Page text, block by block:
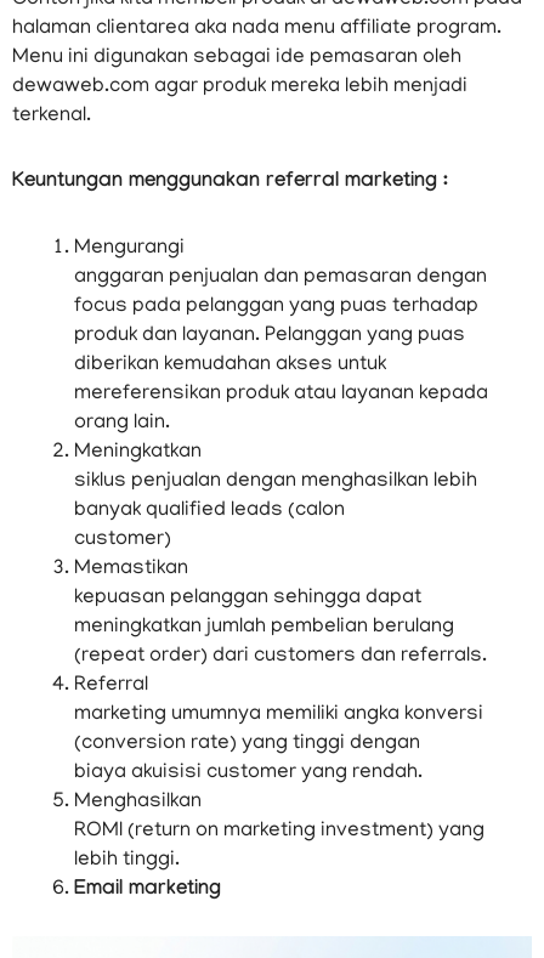
halaman clientarea aka nada menu affiliate program.
Menu ini digunakan sebagai ide pemasaran oleh
dewaweb.com agar produk mereka lebih menjadi
terkenal.
Keuntungan menggunakan referral marketing :
Mengurangi
anggaran penjualan dan pemasaran dengan
focus pada pelanggan yang puas terhadap
produk dan layanan. Pelanggan yang puas
diberikan kemudahan akses untuk
mereferensikan produk atau layanan kepada
orang lain.
Meningkatkan
siklus penjualan dengan menghasilkan lebih
banyak qualified leads (calon
customer)
Memastikan
kepuasan pelanggan sehingga dapat
meningkatkan jumlah pembelian berulang
(repeat order) dari customers dan referrals.
Referral
marketing umumnya memiliki angka konversi
(conversion rate) yang tinggi dengan
biaya akuisisi customer yang rendah.
Menghasilkan
ROMI (return on marketing investment) yang
lebih tinggi.
Email marketing